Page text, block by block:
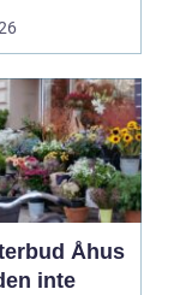
ett
som bå...
Åhus
inte